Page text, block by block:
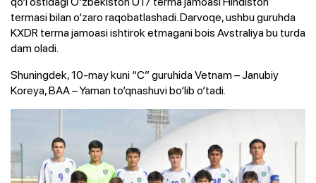
termasi bilan o‘zaro raqobatlashadi. Darvoqe, ushbu guruhda
KXDR terma jamoasi ishtirok etmagani bois Avstraliya bu turda
dam oladi.
Shuningdek, 10-may kuni “C” guruhida Vetnam – Janubiy
Koreya, BAA – Yaman to‘qnashuvi bo‘lib o‘tadi.